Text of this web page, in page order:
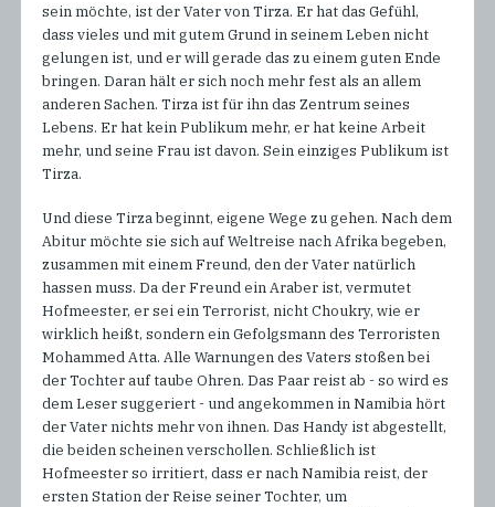
sein möchte, ist der Vater von Tirza. Er hat das Gefühl,
dass vieles und mit gutem Grund in seinem Leben nicht
gelungen ist, und er will gerade das zu einem guten Ende
bringen. Daran hält er sich noch mehr fest als an allem
anderen Sachen. Tirza ist für ihn das Zentrum seines
Lebens. Er hat kein Publikum mehr, er hat keine Arbeit
mehr, und seine Frau ist davon. Sein einziges Publikum ist
Tirza.
Und diese Tirza beginnt, eigene Wege zu gehen. Nach dem
Abitur möchte sie sich auf Weltreise nach Afrika begeben,
zusammen mit einem Freund, den der Vater natürlich
hassen muss. Da der Freund ein Araber ist, vermutet
Hofmeester, er sei ein Terrorist, nicht Choukry, wie er
wirklich heißt, sondern ein Gefolgsmann des Terroristen
Mohammed Atta. Alle Warnungen des Vaters stoßen bei
der Tochter auf taube Ohren. Das Paar reist ab - so wird es
dem Leser suggeriert - und angekommen in Namibia hört
der Vater nichts mehr von ihnen. Das Handy ist abgestellt,
die beiden scheinen verschollen. Schließlich ist
Hofmeester so irritiert, dass er nach Namibia reist, der
ersten Station der Reise seiner Tochter, um